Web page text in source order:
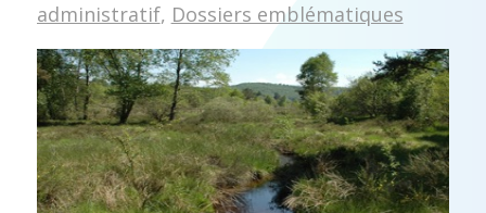
administratif, Dossiers emblématiques